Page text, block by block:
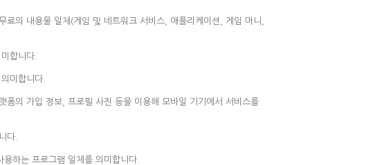
의 내용물 일체(게임 및 네트워크 서비스, 애플리케이션, 게임 머니,
합니다.
미합니다.
폼의 가입 정보, 프로필 사진 등을 이용해 모바일 기기에서 서비스를
다.
하는 프로그램 일체를 의미합니다.